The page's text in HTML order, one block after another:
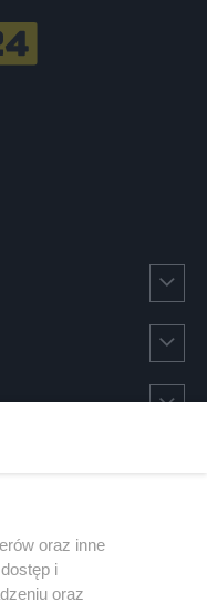
oraz inne
i
oraz